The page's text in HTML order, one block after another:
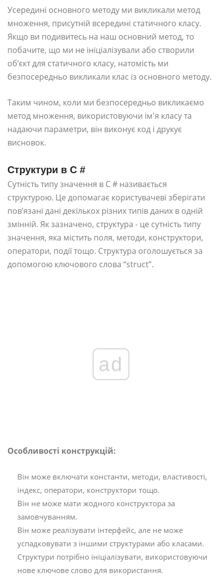
Усередині основного методу ми викликали метод
множення, присутній всередині статичного класу.
Якщо ви подивитесь на наш основний метод, то
побачите, що ми не ініціалізували або створили
об’єкт для статичного класу, натомість ми
безпосередньо викликали клас із основного методу.
Таким чином, коли ми безпосередньо викликаємо
метод множення, використовуючи ім'я класу та
надаючи параметри, він виконує код і друкує
висновок.
Структури в C #
Сутність типу значення в C # називається
структурою. Це допомагає користувачеві зберігати
пов’язані дані декількох різних типів даних в одній
змінній. Як зазначено, структура - це сутність типу
значення, яка містить поля, методи, конструктори,
оператори, події тощо. Структура оголошується за
допомогою ключового слова “struct”.
ad
Особливості конструкцій:
Він може включати константи, методи, властивості,
індекс, оператори, конструктори тощо.
Він не може мати жодного конструктора за
замовчуванням.
Він може реалізувати інтерфейс, але не може
успадковувати з іншими структурами або класами.
Структури потрібно ініціалізувати, використовуючи
нове ключове слово для використання.